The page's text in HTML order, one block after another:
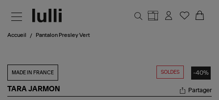
Accueil Pantalon Presley Vert
SOLDES -40%
MADE IN FRANCE
TARA JARMON Partager